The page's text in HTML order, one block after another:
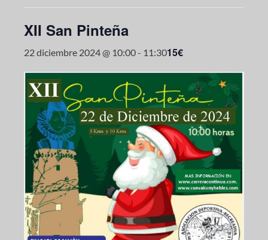
XII San Pinteña
22 diciembre 2024 @ 10:00- 11:3015€